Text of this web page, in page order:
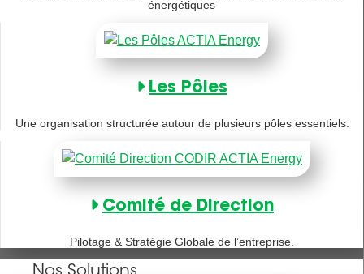
énergétiques
Les Pôles
Une organisation structurée autour de plusieurs pôles essentiels.
Comité de Direction
Pilotage & Stratégie Globale de l’entreprise.